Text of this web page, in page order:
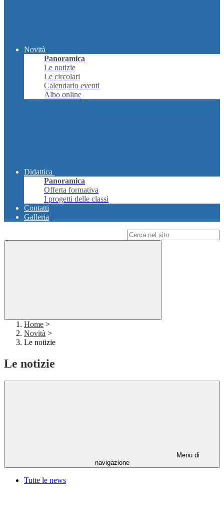
Novità
Panoramica
Le notizie
Le circolari
Calendario eventi
Albo online
Didattica
Panoramica
Offerta formativa
I progetti delle classi
Contatti
Galleria
Home >
Novità >
Le notizie
Le notizie
Menu di
navigazione
Tutte le news